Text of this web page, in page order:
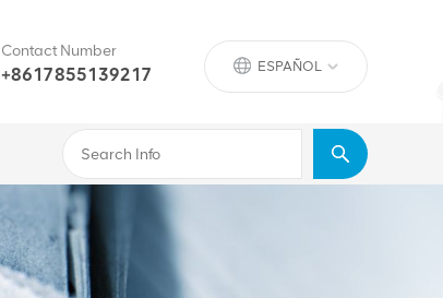
ESPAÑOL
Contact Number
+8617855139217